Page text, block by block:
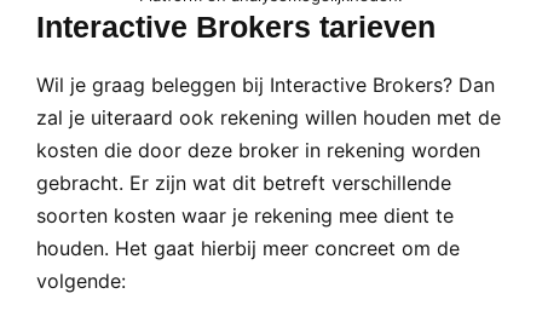
Interactive Brokers tarieven
Wil je graag beleggen bij Interactive Brokers? Dan
zal je uiteraard ook rekening willen houden met de
kosten die door deze broker in rekening worden
gebracht. Er zijn wat dit betreft verschillende
soorten kosten waar je rekening mee dient te
houden. Het gaat hierbij meer concreet om de
volgende: